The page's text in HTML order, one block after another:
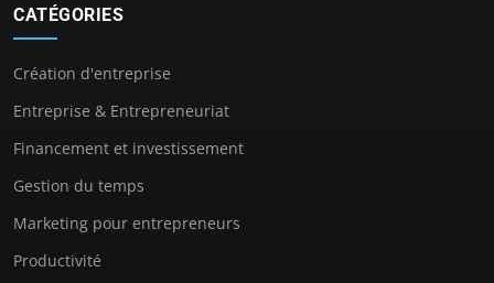
CATÉGORIES
Création d'entreprise
Entreprise & Entrepreneuriat
Financement et investissement
Gestion du temps
Marketing pour entrepreneurs
Productivité